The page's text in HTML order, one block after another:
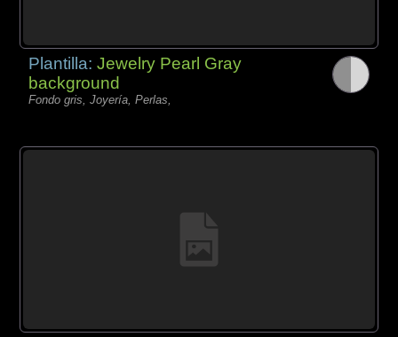
Plantilla:Jewelry Pearl Gray
background
Fondo gris, Joyería, Perlas,